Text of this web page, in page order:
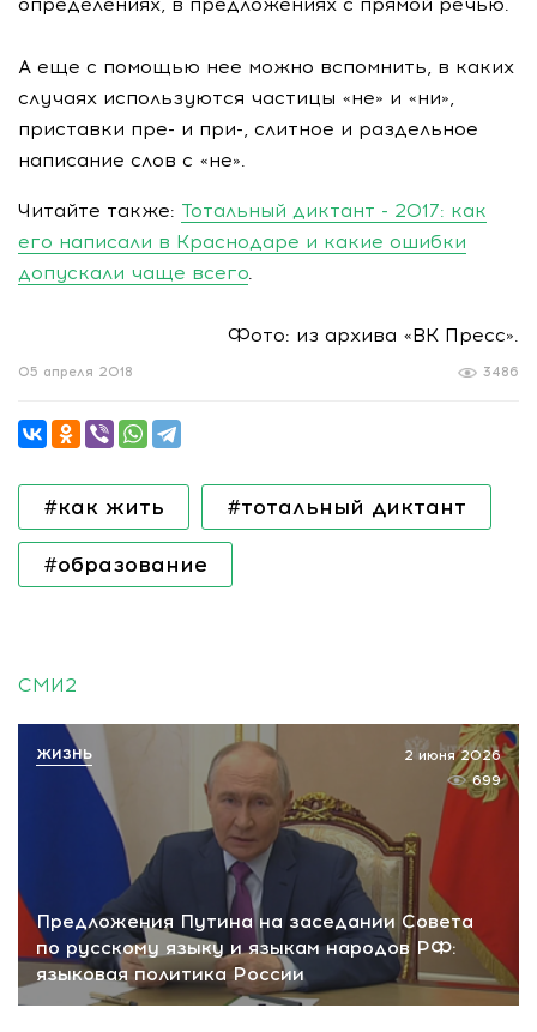
А еще с помощью нее можно вспомнить, в каких
случаях используются частицы «не» и «ни»,
приставки пре- и при-, слитное и раздельное
написание слов с «не».
Читайте также: Тотальный диктант - 2017: как
его написали в Краснодаре и какие ошибки
допускали чаще всего.
Фото: из архива «ВК Пресс».
3486
05 апреля 2018
#как жить #тотальный диктант
#образование
СМИ2
Предложения Путина на заседании Совета
по русскому языку и языкам народов РФ:
языковая политика России
2 июня 2026
699
ЖИЗНЬ